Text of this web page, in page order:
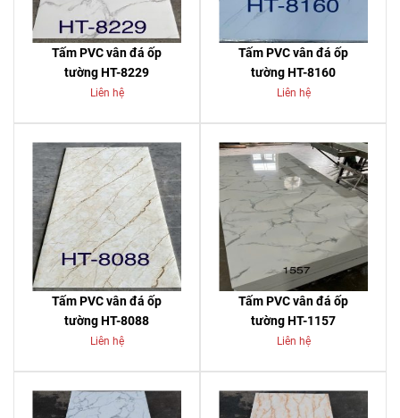
Tấm PVC vân đá ốp
tường HT-8229
Liên hệ
Tấm PVC vân đá ốp
tường HT-8160
Liên hệ
Tấm PVC vân đá ốp
tường HT-8088
Liên hệ
Tấm PVC vân đá ốp
tường HT-1157
Liên hệ